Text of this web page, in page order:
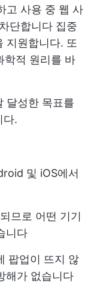
고 사용 중 웹 사
단합니다 집중
지원합니다. 또
학적 원리를 바
달성한 목표를
다.
및 iOS에서
므로 어떤 기기
니다
팝업이 뜨지 않
해가 없습니다